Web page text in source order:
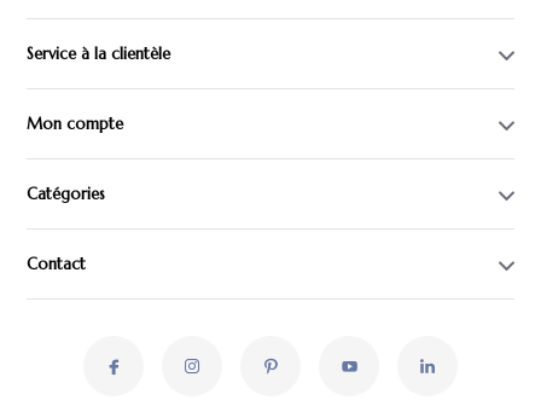
Service à la clientèle
Mon compte
Catégories
Contact